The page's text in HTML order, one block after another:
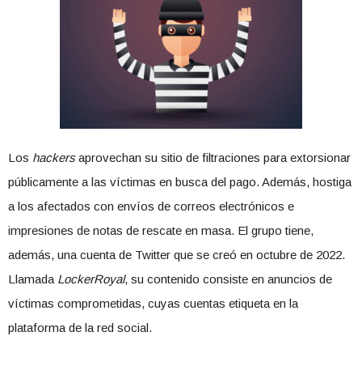
Los hackersaprovechan su sitio de filtraciones para extorsionar
públicamente a las víctimas en busca del pago. Además, hostiga
a los afectados con envíos de correos electrónicos e
impresiones de notas de rescate en masa. El grupo tiene,
además, una cuenta de Twitter que se creó en octubre de 2022.
Llamada LockerRoyal, su contenido consiste en anuncios de
víctimas comprometidas, cuyas cuentas etiqueta en la
plataforma de la red social.